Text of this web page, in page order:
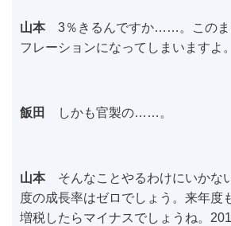
山本3％きるんですか……。このま
フレーションになってしまいますよ。
飯田 しかも官製の……。
山本そんなことやるわけにいかな
度の成長率はゼロでしょう。来年度
増税したらマイナスでしょうね。